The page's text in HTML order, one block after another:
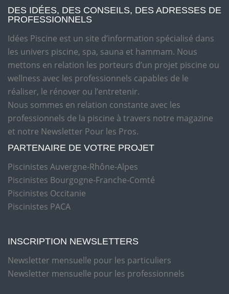
DES IDÉES, DES CONSEILS, DES ADRESSES DE
PROFESSIONNELS
Idées Piscine est un site d’information spécialisé dans
les univers piscine, spa, sauna et hammam. Nous
mettons en relation les porteurs d’un projet piscine ou
wellness avec les professionnels capables de le
réaliser, le rénover ou l’entretenir.
Nous sommes en relation constante avec les
professionnels de la piscine à travers notre magazine
et notre Newsletter Pour les Pros.
PARTENAIRE DE VOTRE PROJET
Piscinistes Auvergne-Rhône-Alpes
Piscinistes Bourgogne-Franche-Comté
Piscinistes Occitanie
Piscinistes PACA
INSCRIPTION NEWSLETTERS
Newsletter mensuelle pour les particuliers
Newsletter mensuelle pour les professionnels